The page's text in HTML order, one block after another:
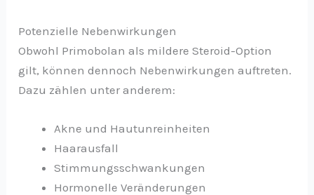
Potenzielle Nebenwirkungen
Obwohl Primobolan als mildere Steroid-Option
gilt, können dennoch Nebenwirkungen auftreten.
Dazu zählen unter anderem:
Akne und Hautunreinheiten
Haarausfall
Stimmungsschwankungen
Hormonelle Veränderungen